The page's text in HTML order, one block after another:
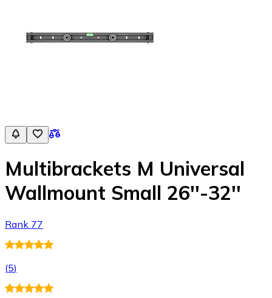
Multibrackets M Universal
Wallmount Small 26''-32''
Rank 77
(5)